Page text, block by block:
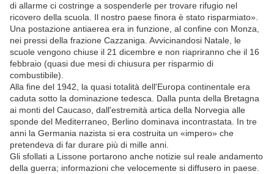
di allarme ci costringe a sospenderle per trovare rifugio nel
ricovero della scuola. Il nostro paese finora è stato risparmiato».
Una postazione antiaerea era in funzione, al confine con Monza,
nei pressi della frazione Cazzaniga. Avvicinandosi Natale, le
scuole vengono chiuse il 21 dicembre e non riapriranno che il 16
febbraio (quasi due mesi di chiusura per risparmio di
combustibile).
Alla fine del 1942, la quasi totalità dell'Europa continentale era
caduta sotto la dominazione tedesca. Dalla punta della Bretagna
ai monti del Caucaso, dall'estremità artica della Norvegia alle
sponde del Mediterraneo, Berlino dominava incontrastata. In tre
anni la Germania nazista si era costruita un «impero» che
pretendeva di far durare più di mille anni.
Gli sfollati a Lissone portarono anche notizie sul reale andamento
della guerra; informazioni che velocemente si diffusero in paese.